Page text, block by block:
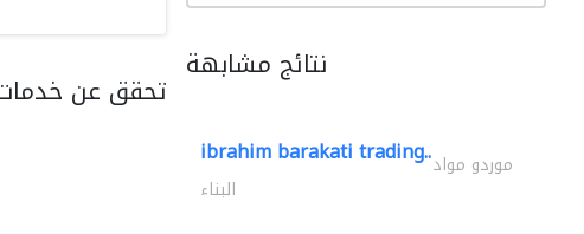
تحقق عن
نتائج مشابهة
ibrahim barakati trading..موردو مواد
البناء